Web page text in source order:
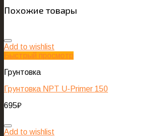
Похожие товары
Add to wishlist
Быстрый просмотр
Грунтовка
Грунтовка NPT U-Primer 150
695₽
Add to wishlist